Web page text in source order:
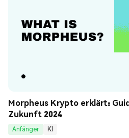
Morpheus Krypto erklärt:
Zukunft 2024
Anfänger
KI